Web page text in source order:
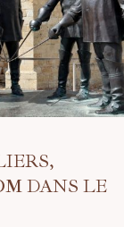
DANS LE